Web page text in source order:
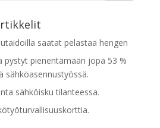
saatat pelastaa hengen
pystyt pienentämään jopa 53 %
sähköasennustyössä.
sähköisku tilanteessa.